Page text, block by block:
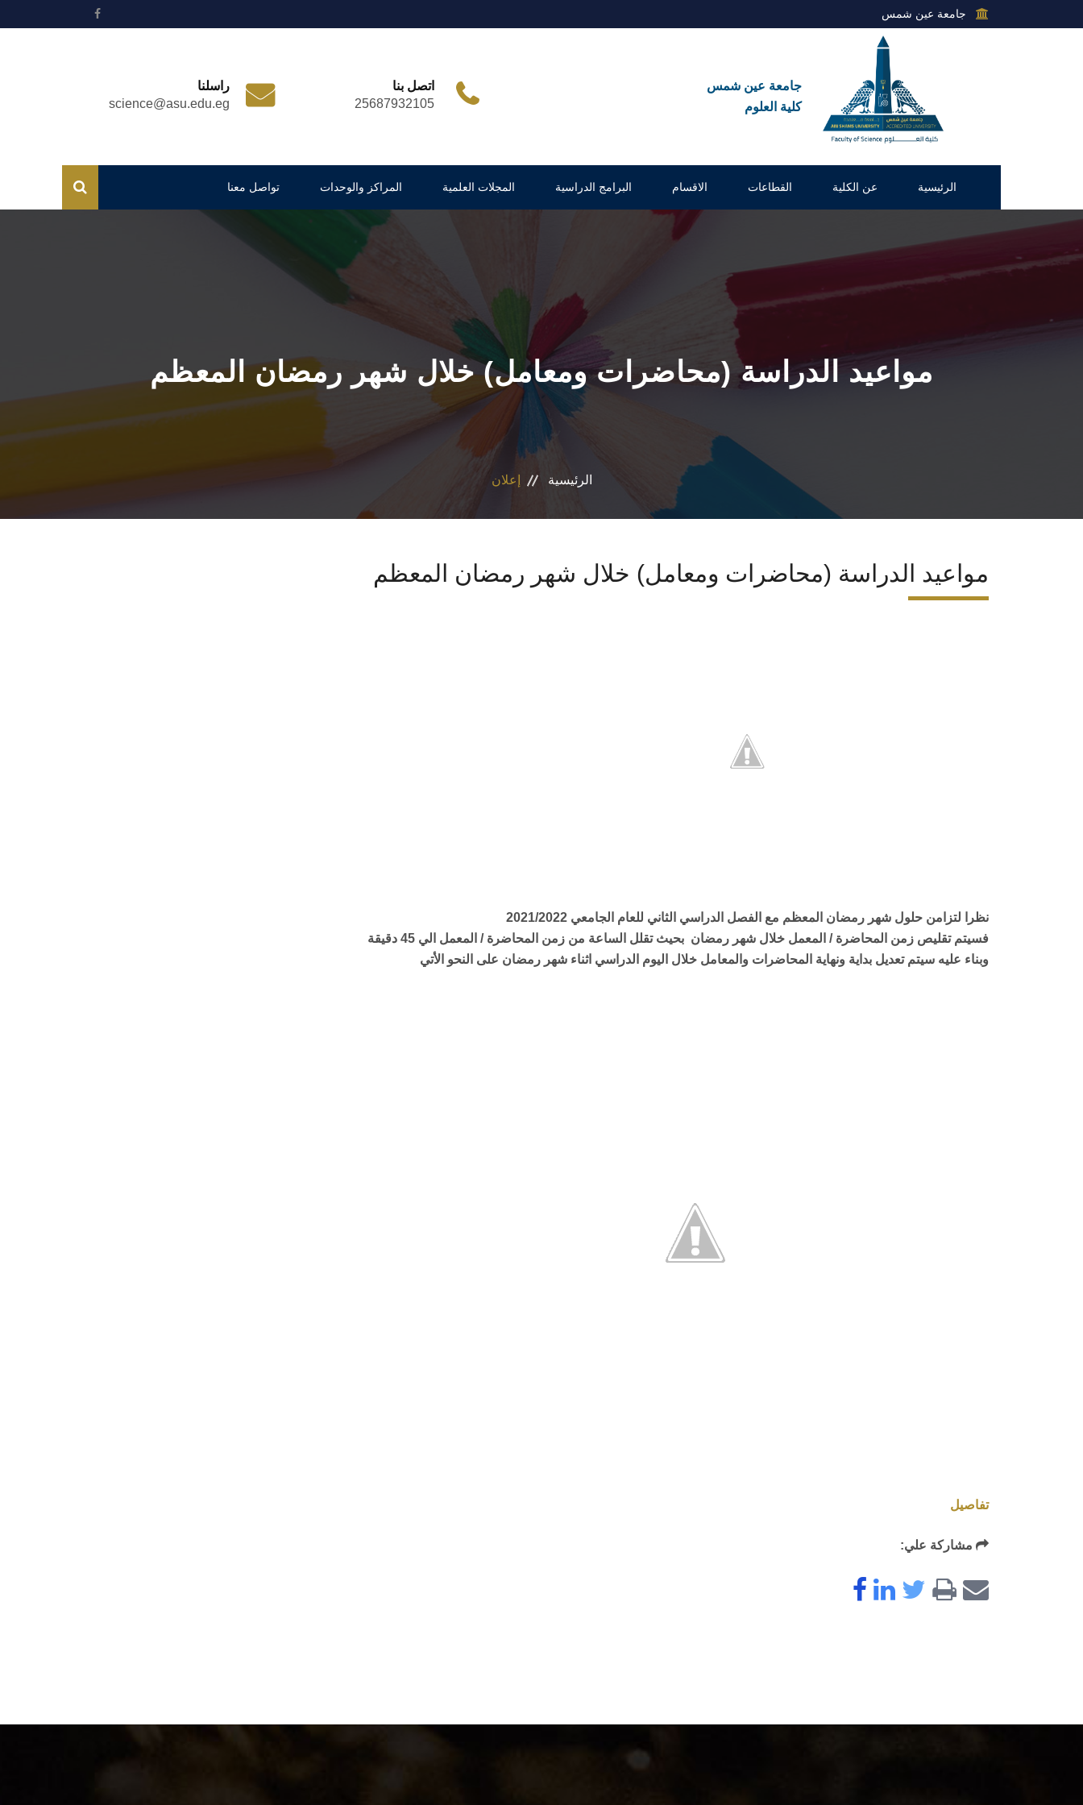
جامعة عين شمس
جامعة عين شمس
كلية العلوم
اتصل بنا
25687932105
راسلنا
science@asu.edu.eg
الرئيسية عن الكلية القطاعات الاقسام البرامج الدراسية المجلات العلمية المراكز والوحدات تواصل معنا
مواعيد الدراسة (محاضرات ومعامل) خلال شهر رمضان المعظم
الرئيسية إعلان
مواعيد الدراسة (محاضرات ومعامل) خلال شهر رمضان المعظم
نظرا لتزامن حلول شهر رمضان المعظم مع الفصل الدراسي الثاني للعام الجامعي 2021/2022
فسيتم تقليص زمن المحاضرة / المعمل خلال شهر رمضان بحيث تقلل الساعة من زمن المحاضرة / المعمل الي 45 دقيقة
وبناء عليه سيتم تعديل بداية ونهاية المحاضرات والمعامل خلال اليوم الدراسي اثناء شهر رمضان على النحو الأتي
تفاصيل
مشاركة علي: